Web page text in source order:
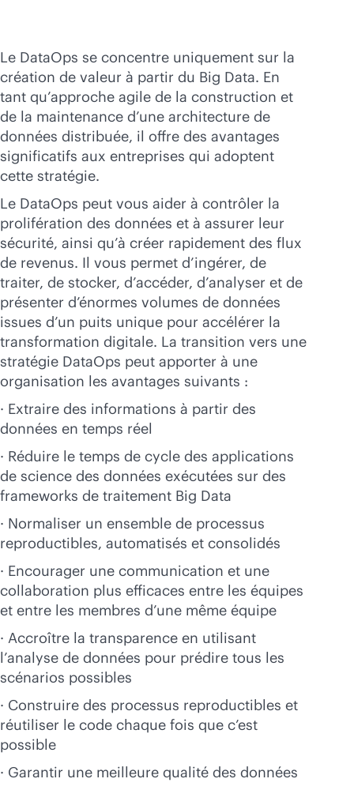
Le DataOps se concentre uniquement sur la
création de valeur à partir du Big Data. En
tant qu’approche agile de la construction et
de la maintenance d’une architecture de
données distribuée, il offre des avantages
significatifs aux entreprises qui adoptent
cette stratégie.
Le DataOps peut vous aider à contrôler la
prolifération des données et à assurer leur
sécurité, ainsi qu’à créer rapidement des flux
de revenus. Il vous permet d’ingérer, de
traiter, de stocker, d’accéder, d’analyser et de
présenter d’énormes volumes de données
issues d’un puits unique pour accélérer la
transformation digitale. La transition vers une
stratégie DataOps peut apporter à une
organisation les avantages suivants :
· Extraire des informations à partir des
données en temps réel
· Réduire le temps de cycle des applications
de science des données exécutées sur des
frameworks de traitement Big Data
· Normaliser un ensemble de processus
reproductibles, automatisés et consolidés
· Encourager une communication et une
collaboration plus efficaces entre les équipes
et entre les membres d’une même équipe
· Accroître la transparence en utilisant
l’analyse de données pour prédire tous les
scénarios possibles
· Construire des processus reproductibles et
réutiliser le code chaque fois que c’est
possible
· Garantir une meilleure qualité des données